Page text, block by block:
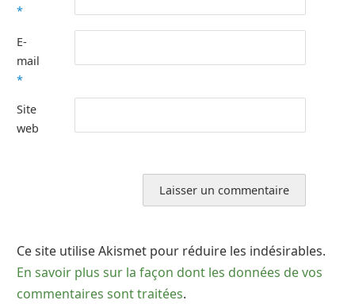
*
E-
mail
*
Site
web
Ce site utilise Akismet pour réduire les indésirables.
En savoir plus sur la façon dont les données de vos
commentaires sont traitées.